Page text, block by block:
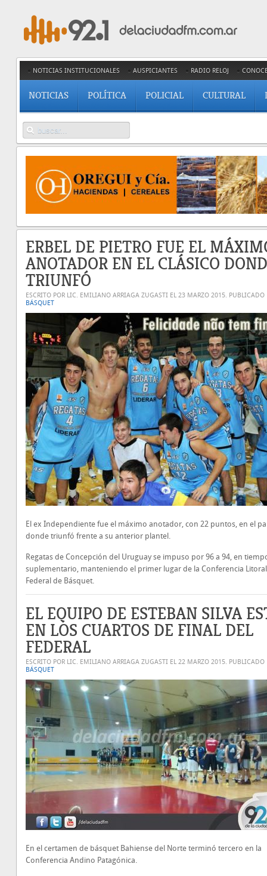
NOTICIAS INSTITUCIONALES AUSPICIANTES RADIO RELOJ
NOTICIAS POLÍTICA POLICIAL CULTURAL
ERBEL DE PIETRO FUE EL
ANOTADOR EN EL CLÁSICO
TRIUNFÓ
ESCRITO POR LIC. EMILIANO ARRIAGA ZUGASTI EL 23 MARZO 2015. PUBLICADO
BÁSQUET
El ex Independiente fue el máximo anotador, con 22 puntos, en el
donde triunfó frente a su anterior plantel.
Regatas de Concepción del Uruguay se impuso por 96 a 94, en
suplementario, manteniendo el primer lugar de la Conferencia
Federal de Básquet.
EL EQUIPO DE ESTEBAN SILVA
EN LOS CUARTOS DE FINAL DEL
FEDERAL
ESCRITO POR LIC. EMILIANO ARRIAGA ZUGASTI EL 22 MARZO 2015. PUBLICADO
BÁSQUET
En el certamen de básquet Bahiense del Norte terminó tercero en la
Conferencia Andino Patagónica.